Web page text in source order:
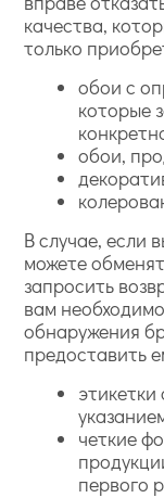
качества,
только
обои с
которые
обои,
В случае, если
можете
запросить
вам
обнаружения
предоставить
четкие
первого